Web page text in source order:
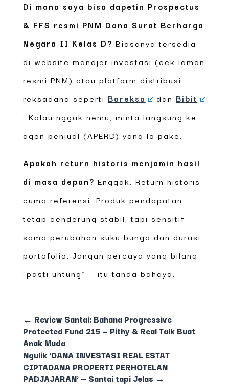
Di mana saya bisa dapetin Prospectus
& FFS resmi PNM Dana Surat Berharga
Negara II Kelas D? Biasanya tersedia
di website manajer investasi (cek laman
resmi PNM) atau platform distribusi
reksadana seperti Bareksa dan Bibit
. Kalau nggak nemu, minta langsung ke
agen penjual (APERD) yang lo pake.
Apakah return historis menjamin hasil
di masa depan? Enggak. Return historis
cuma referensi. Produk pendapatan
tetap cenderung stabil, tapi sensitif
sama perubahan suku bunga dan durasi
portofolio. Jangan percaya yang bilang
“pasti untung” — itu tanda bahaya.
← Review Santai: Bahana Progressive
Protected Fund 215 — Pithy & Real Talk Buat
Anak Muda
Ngulik 'DANA INVESTASI REAL ESTAT
CIPTADANA PROPERTI PERHOTELAN
PADJAJARAN' — Santai tapi Jelas →